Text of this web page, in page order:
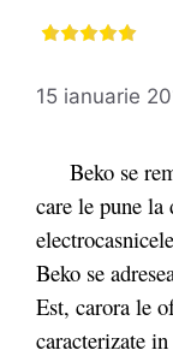
15 ianuarie
Beko se
care le pune
Beko se
Est, carora le
caracterizate